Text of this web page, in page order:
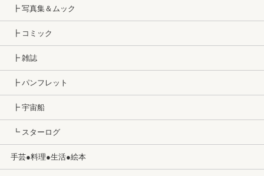
┣ 写真集＆ムック
┣ コミック
┣ 雑誌
┣ パンフレット
┣ 宇宙船
┗ スターログ
手芸●料理●生活●絵本